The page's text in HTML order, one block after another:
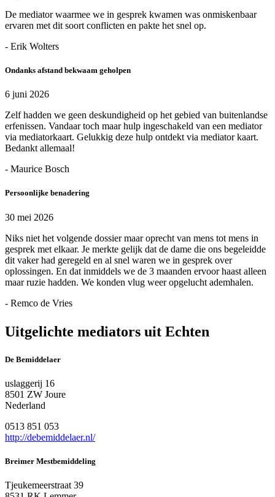
De mediator waarmee we in gesprek kwamen was onmiskenbaar
ervaren met dit soort conflicten en pakte het snel op.
- Erik Wolters
Ondanks afstand bekwaam geholpen
6 juni 2026
Zelf hadden we geen deskundigheid op het gebied van buitenlandse
erfenissen. Vandaar toch maar hulp ingeschakeld van een mediator
via mediatorkaart. Gelukkig deze hulp ontdekt via mediator kaart.
Bedankt allemaal!
- Maurice Bosch
Persoonlijke benadering
30 mei 2026
Niks niet het volgende dossier maar oprecht van mens tot mens in
gesprek met elkaar. Je merkte gelijk dat de dame die ons begeleidde
dit vaker had geregeld en al snel waren we in gesprek over
oplossingen. En dat inmiddels we de 3 maanden ervoor haast alleen
maar ruzie hadden. We konden vlug weer opgelucht ademhalen.
- Remco de Vries
Uitgelichte mediators uit Echten
De Bemiddelaer
uslaggerij 16
8501 ZW Joure
Nederland
0513 851 053
http://debemiddelaer.nl/
Breimer Mestbemiddeling
Tjeukemeerstraat 39